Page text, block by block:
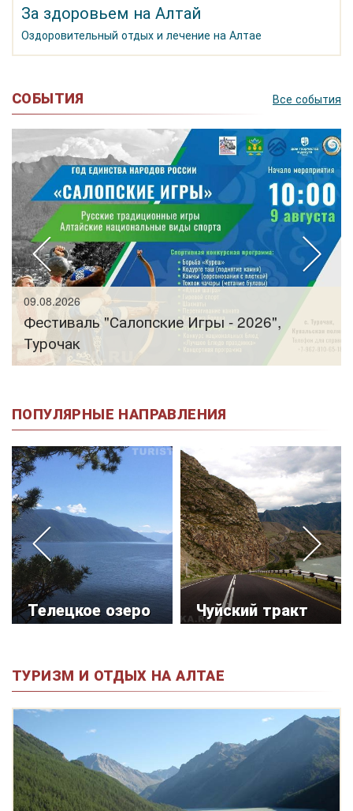
За здоровьем на Алтай
Оздоровительный отдых и лечение на Алтае
СОБЫТИЯ Все события
09.08.2026
Фестиваль "Салопские Игры - 2026",
Турочак
ПОПУЛЯРНЫЕ НАПРАВЛЕНИЯ
Телецкое озеро Чуйский тракт
ТУРИЗМ И ОТДЫХ НА АЛТАЕ